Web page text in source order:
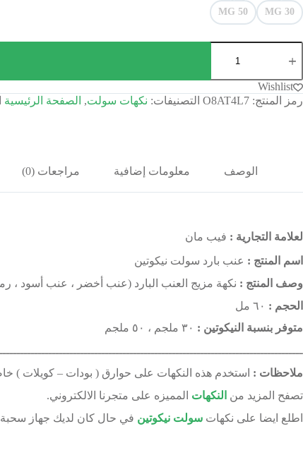
30 MG
50 MG
Wishlist
رمز المنتج: O8AT4L7 التصنيفات: نكهات سولت, الصفحة الرئيسية
الوصف معلومات إضافية مراجعات (0)
لعلامة التجارية : فيب مان
اسم المنتج : عنب بارد سولت نيكوتين
وصف المنتج : نكهة مزيج العنب البارد (عنب أخضر ، عنب أسود ،
الحجم :
متوفر بنسبة النيكوتين :
ملاحظات : استخدم هذه النكهات على حوارق ( بودات – كويلات )
تصفح المزيد من النكهات المميزه على متجرنا الالكتروني.
اطلع ايضا على نكهات سولت نيكوتين في حال كان لديك جهاز